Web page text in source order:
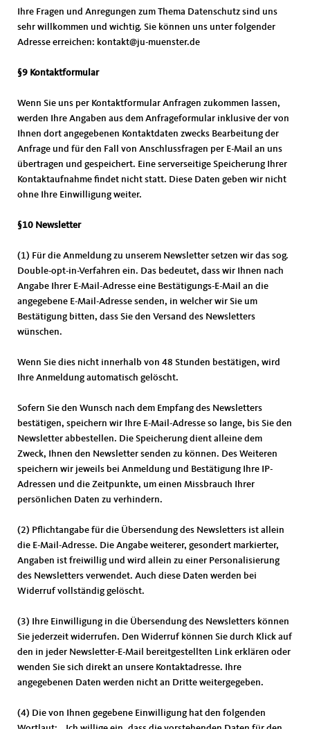
Ihre Fragen und Anregungen zum Thema Datenschutz sind uns
sehr willkommen und wichtig. Sie können uns unter folgender
Adresse erreichen: kontakt@ju-muenster.de
§9 Kontaktformular
Wenn Sie uns per Kontaktformular Anfragen zukommen lassen,
werden Ihre Angaben aus dem Anfrageformular inklusive der von
Ihnen dort angegebenen Kontaktdaten zwecks Bearbeitung der
Anfrage und für den Fall von Anschlussfragen per E-Mail an uns
übertragen und gespeichert. Eine serverseitige Speicherung Ihrer
Kontaktaufnahme findet nicht statt. Diese Daten geben wir nicht
ohne Ihre Einwilligung weiter.
§10 Newsletter
(1) Für die Anmeldung zu unserem Newsletter setzen wir das sog.
Double-opt-in-Verfahren ein. Das bedeutet, dass wir Ihnen nach
Angabe Ihrer E-Mail-Adresse eine Bestätigungs-E-Mail an die
angegebene E-Mail-Adresse senden, in welcher wir Sie um
Bestätigung bitten, dass Sie den Versand des Newsletters
wünschen.
Wenn Sie dies nicht innerhalb von 48 Stunden bestätigen, wird
Ihre Anmeldung automatisch gelöscht.
Sofern Sie den Wunsch nach dem Empfang des Newsletters
bestätigen, speichern wir Ihre E-Mail-Adresse so lange, bis Sie den
Newsletter abbestellen. Die Speicherung dient alleine dem
Zweck, Ihnen den Newsletter senden zu können. Des Weiteren
speichern wir jeweils bei Anmeldung und Bestätigung Ihre IP-
Adressen und die Zeitpunkte, um einen Missbrauch Ihrer
persönlichen Daten zu verhindern.
(2) Pflichtangabe für die Übersendung des Newsletters ist allein
die E-Mail-Adresse. Die Angabe weiterer, gesondert markierter,
Angaben ist freiwillig und wird allein zu einer Personalisierung
des Newsletters verwendet. Auch diese Daten werden bei
Widerruf vollständig gelöscht.
(3) Ihre Einwilligung in die Übersendung des Newsletters können
Sie jederzeit widerrufen. Den Widerruf können Sie durch Klick auf
den in jeder Newsletter-E-Mail bereitgestellten Link erklären oder
wenden Sie sich direkt an unsere Kontaktadresse. Ihre
angegebenen Daten werden nicht an Dritte weitergegeben.
(4) Die von Ihnen gegebene Einwilligung hat den folgenden